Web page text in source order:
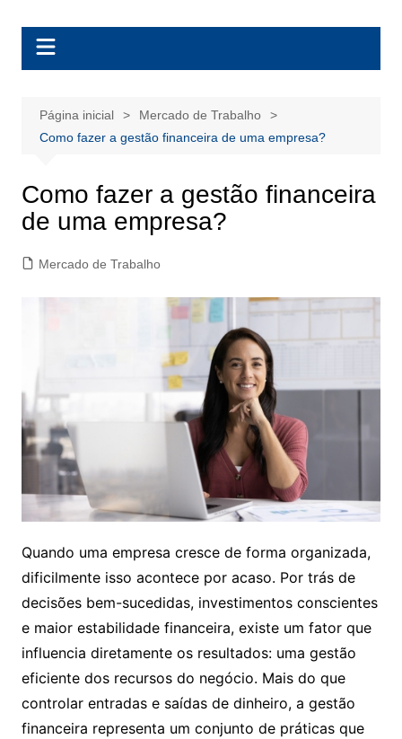
BolsasEAD
Página inicial
Mercado de Trabalho
Como fazer a gestão financeira de uma empresa​?
Como fazer a gestão financeira
de uma empresa​?
Mercado de Trabalho
Quando uma empresa cresce de forma organizada,
dificilmente isso acontece por acaso. Por trás de
decisões bem-sucedidas, investimentos conscientes
e maior estabilidade financeira, existe um fator que
influencia diretamente os resultados: uma gestão
eficiente dos recursos do negócio. Mais do que
controlar entradas e saídas de dinheiro, a gestão
financeira representa um conjunto de práticas que